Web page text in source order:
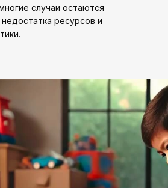
случаи остаются
ресурсов и